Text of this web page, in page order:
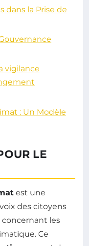
dans la Prise de
vigilance
: Un Modèle
LE
est une
des citoyens
concernant les
Ce